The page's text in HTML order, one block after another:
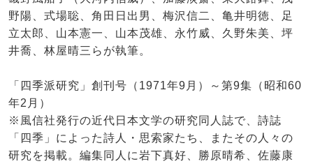
野陽、式場聡、角田日出男、梅沢信二、亀井明徳、足
立太郎、山本憲一、山本茂雄、永竹威、久野朱美、坪
井喬、林屋晴三らが執筆。
「四季派研究」創刊号（1971年9月）～第9集（昭和60
年2月）
※風信社発行の近代日本文学の研究同人誌で、詩誌
「四季」によった詩人・思索家たち、またその人々の
研究を掲載。編集同人に岩下真好、勝原晴希、佐藤康